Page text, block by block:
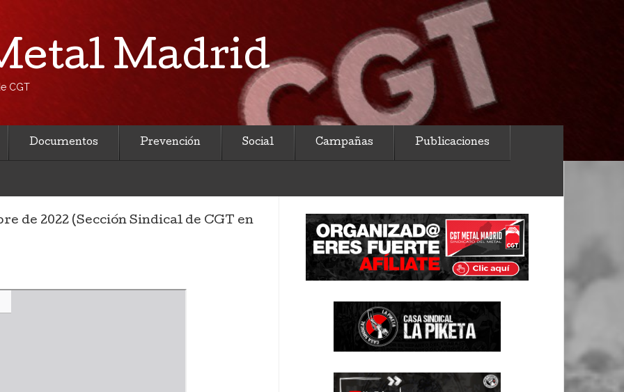
Madrid
CGT
Documentos Prevención Social Campañas Publicaciones
de 2022 (Sección Sindical de CGT en